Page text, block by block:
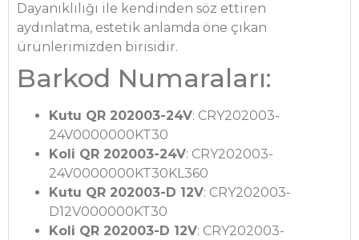
Dayanıklılığı ile kendinden söz ettiren
aydınlatma, estetik anlamda öne çıkan
ürünlerimizden birisidir.
Barkod Numaraları:
Kutu QR 202003-24V: CRY202003-
24V0000000KT30
Koli QR 202003-24V: CRY202003-
24V0000000KT30KL360
Kutu QR 202003-D 12V: CRY202003-
D12V000000KT30
Koli QR 202003-D 12V: CRY202003-